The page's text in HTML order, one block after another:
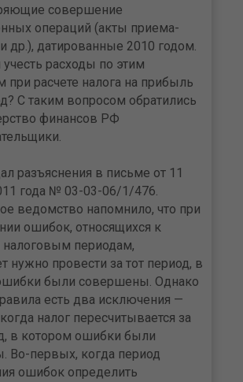
совершение
операций (акты приема-
др.), датированные 2010 годом.
расходы по этим
при расчете налога на прибыль
С таким вопросом обратились
финансов РФ
разъяснения в письме от 11
года № 03-03-06/1/476.
ведомство напомнило, что при
ошибок, относящихся к
периодам,
нужно провести за тот период, в
были совершены. Однако
есть два исключения —
налог пересчитывается за
в котором ошибки были
Во-первых, когда период
ошибок определить